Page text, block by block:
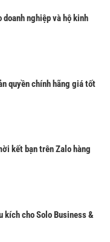
nghiệp và hộ kinh
quyền chính hãng giá tốt
kết bạn trên Zalo hàng
kích cho Solo Business &